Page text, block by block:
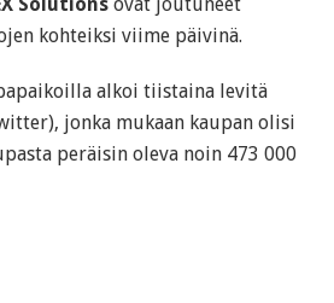
kohteiksi viime päivinä.
alkoi tiistaina levitä
jonka mukaan kaupan olisi
peräisin oleva noin 473 000